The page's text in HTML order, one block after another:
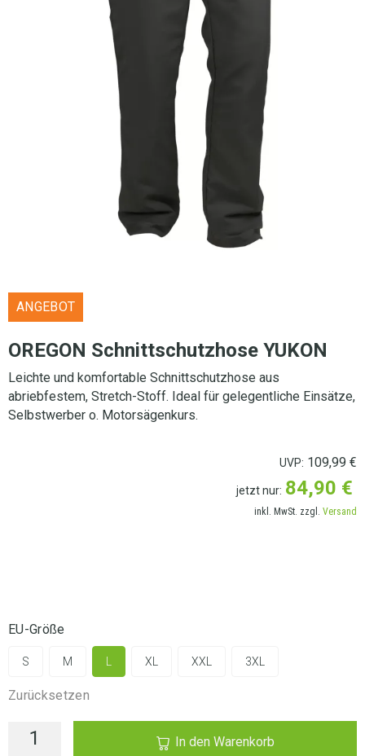
ANGEBOT
OREGON Schnittschutzhose YUKON
Leichte und komfortable Schnittschutzhose aus
abriebfestem, Stretch-Stoff. Ideal für gelegentliche Einsätze,
Selbstwerber o. Motorsägenkurs.
UVP: 109,99 €
jetzt nur: 84,90 €
inkl. MwSt. zzgl. Versand
EU-Größe
S M XL XXL 3XL
Zurücksetzen
In den Warenkorb